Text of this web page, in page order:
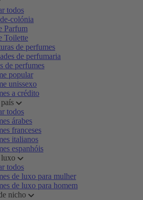
todos
colónia
Parfum
Toilette
de perfumes
de perfumaria
de perfumes
popular
unissexo
a crédito
todos
árabes
franceses
italianos
espanhóis
luxo
todos
de luxo para mulher
de luxo para homem
nicho